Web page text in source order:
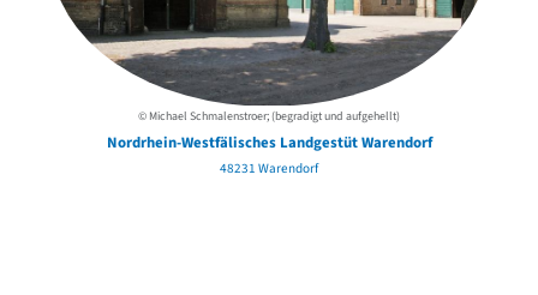
© Michael Schmalenstroer; (begradigt und aufgehellt)
Nordrhein-Westfälisches Landgestüt Warendorf
48231 Warendorf